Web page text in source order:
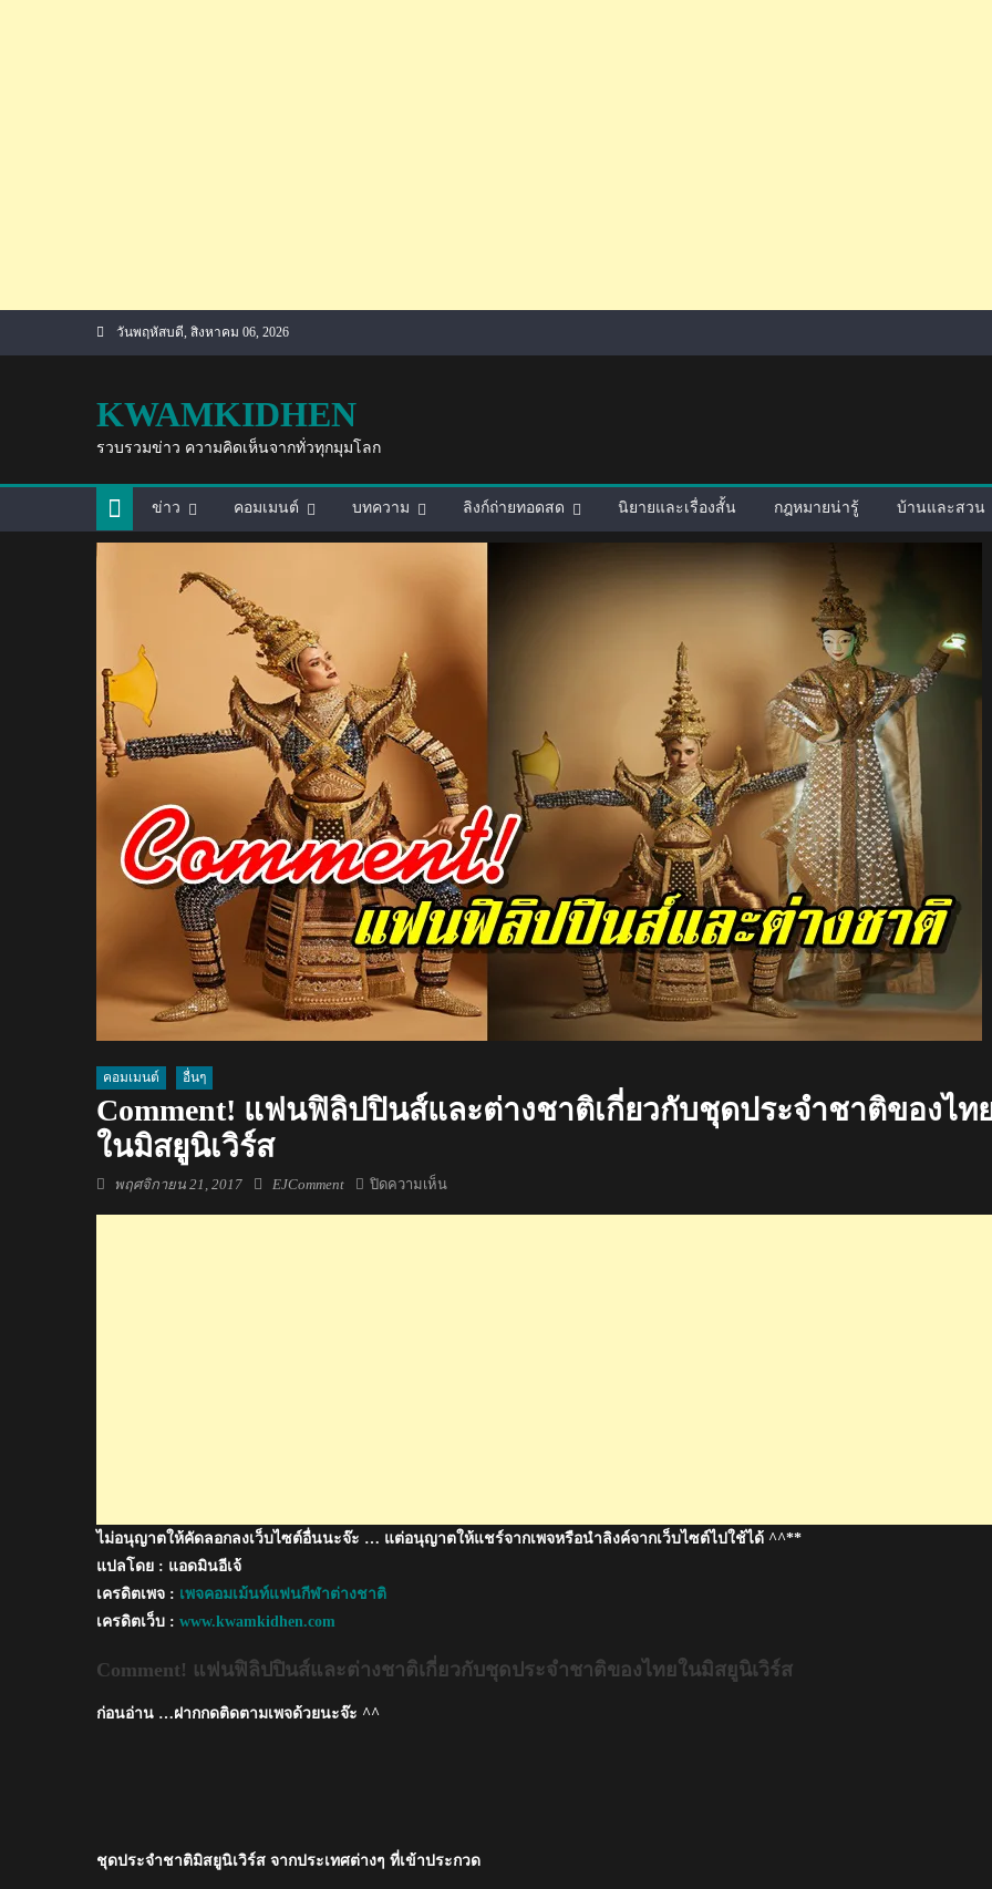
วันพฤหัสบดี, สิงหาคม 06, 2026
KWAMKIDHEN
รวบรวมข่าว ความคิดเห็นจากทั่วทุกมุมโลก
ข่าว คอมเมนต์ บทความ ลิงก์ถ่ายทอดสด นิยายและเรื่องสั้น กฎหมายน่ารู้ บ้านและสวน
คอมเมนต์ อื่นๆ
Comment! แฟนฟิลิปปินส์และต่างชาติเกี่ยวกับชุดประจำชาติของไท
ในมิสยูนิเวิร์ส
Posted
พฤศจิกายน 21, 2017 Author
EJComment ปิดความเห็น
ใน
ไม่อนุญาตให้คัดลอกลงเว็บไซต์อื่นนะจ๊ะ … แต่อนุญาตให้แชร์จากเพจหรือนำลิงค์จากเว็บไซต์ไปใช้ได้ ^^**
แปลโดย : แอดมินอีเจ้
เครดิตเพจ : เพจคอมเม้นท์แฟนกีฬาต่างชาติ
เครดิตเว็บ : www.kwamkidhen.com
Comment! แฟนฟิลิปปินส์และต่างชาติเกี่ยวกับชุดประจำชาติของไทยในมิสยูนิเวิร์ส
ก่อนอ่าน …ฝากกดติดตามเพจด้วยนะจ๊ะ ^^
ชุดประจำชาติมิสยูนิเวิร์ส จากประเทศต่างๆ ที่เข้าประกวด